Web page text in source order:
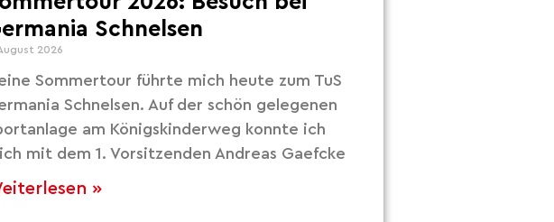
Schnelsen
2026
Sommertour führte mich heute zum TuS
Schnelsen. Auf der schön gelegenen
am Königskinderweg konnte ich
mit dem 1. Vorsitzenden Andreas Gaefcke
»